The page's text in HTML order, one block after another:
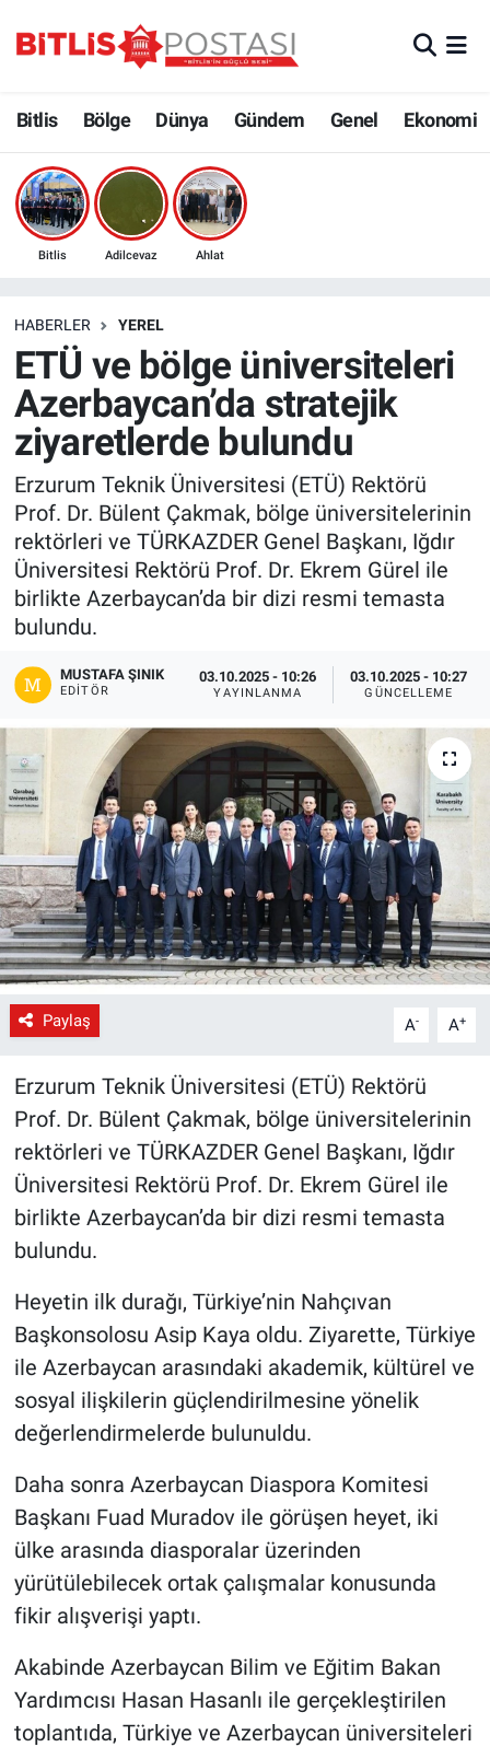
Bitlis Bölge Dünya Gündem Genel Ekonomi
Bitlis Adilcevaz Ahlat
HABERLER YEREL
ETÜ ve bölge üniversiteleri
Azerbaycan’da stratejik
ziyaretlerde bulundu
Erzurum Teknik Üniversitesi (ETÜ) Rektörü
Prof. Dr. Bülent Çakmak, bölge üniversitelerinin
rektörleri ve TÜRKAZDER Genel Başkanı, Iğdır
Üniversitesi Rektörü Prof. Dr. Ekrem Gürel ile
birlikte Azerbaycan’da bir dizi resmi temasta
bulundu.
MUSTAFA ŞINIK
EDITÖR
03.10.2025 - 10:26
YAYINLANMA
03.10.2025 - 10:27
GÜNCELLEME
Paylaş A- A+
Erzurum Teknik Üniversitesi (ETÜ) Rektörü
Prof. Dr. Bülent Çakmak, bölge üniversitelerinin
rektörleri ve TÜRKAZDER Genel Başkanı, Iğdır
Üniversitesi Rektörü Prof. Dr. Ekrem Gürel ile
birlikte Azerbaycan’da bir dizi resmi temasta
bulundu.
Heyetin ilk durağı, Türkiye’nin Nahçıvan
Başkonsolosu Asip Kaya oldu. Ziyarette, Türkiye
ile Azerbaycan arasındaki akademik, kültürel ve
sosyal ilişkilerin güçlendirilmesine yönelik
değerlendirmelerde bulunuldu.
Daha sonra Azerbaycan Diaspora Komitesi
Başkanı Fuad Muradov ile görüşen heyet, iki
ülke arasında diasporalar üzerinden
yürütülebilecek ortak çalışmalar konusunda
fikir alışverişi yaptı.
Akabinde Azerbaycan Bilim ve Eğitim Bakan
Yardımcısı Hasan Hasanlı ile gerçekleştirilen
toplantıda, Türkiye ve Azerbaycan üniversiteleri
Bölge
Çevre
Eğitim
Ekonomi
Genel
Gündem
Kültür-Sanat
Magazin
Politika
Resmi İlanlar
Sağlık
Siyaset
Spor
Yerel
Bitlis Trafik Yoğunluk Haritası
Süper Lig Puan Durumu ve Fikstür
Son Dakika Haberleri
Haber Arşivi